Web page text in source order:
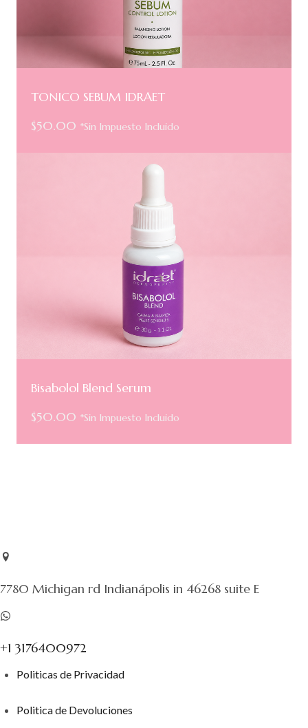
TONICO SEBUM IDRAET
$50.00 *Sin Impuesto Incluido
Bisabolol Blend Serum
$50.00 *Sin Impuesto Incluido
7780 Michigan rd Indianápolis in 46268 suite E
+1 3176400972
Politicas de Privacidad
Politica de Devoluciones